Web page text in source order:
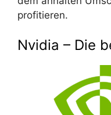
profitieren.
Nvidia – Die